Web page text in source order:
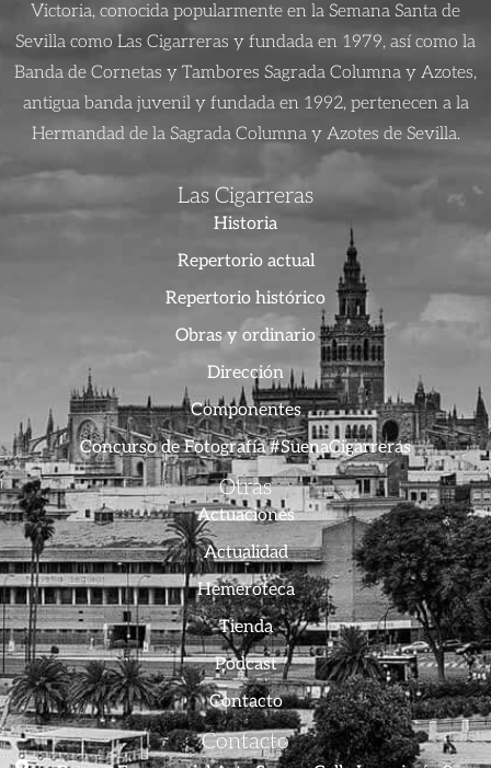
Victoria, conocida popularmente en la Semana Santa de
Sevilla como Las Cigarreras y fundada en 1979, así como la
Banda de Cornetas y Tambores Sagrada Columna y Azotes,
antigua banda juvenil y fundada en 1992, pertenecen a la
Hermandad de la Sagrada Columna y Azotes de Sevilla.
Las Cigarreras
Historia
Repertorio actual
Repertorio histórico
Obras y ordinario
Dirección
Componentes
Concurso de Fotografía #SuenaCigarreras
Otras
Actuaciones
Actualidad
Hemeroteca
Tienda
Podcast
Contacto
Contacto